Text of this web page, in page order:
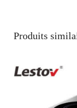
Produits